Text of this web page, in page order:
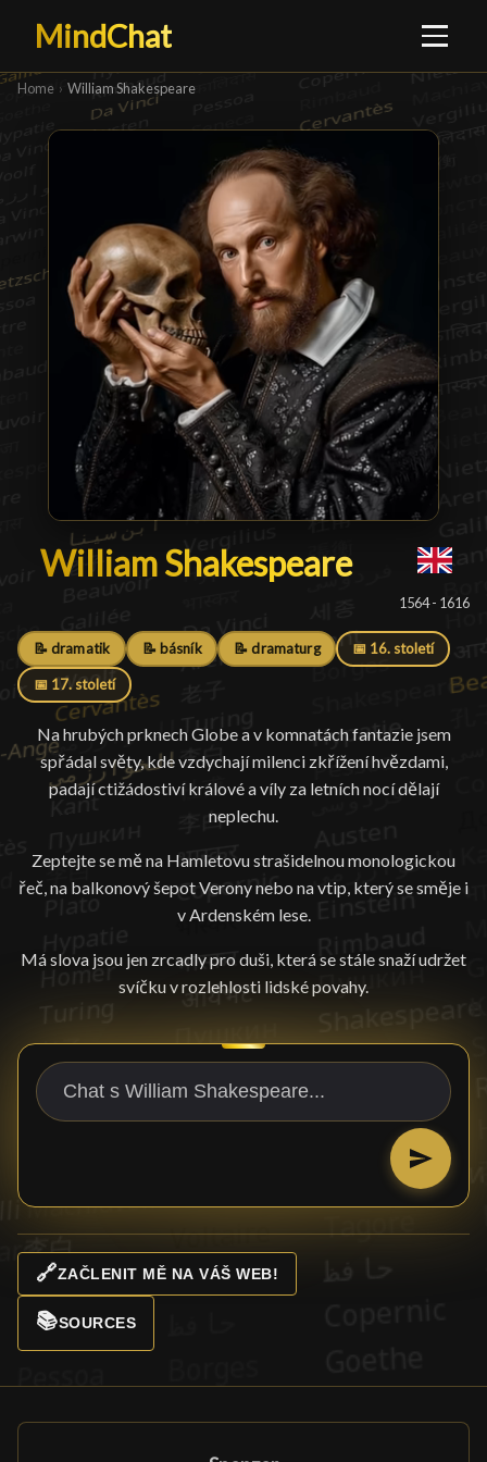
MindChat
Home › William Shakespeare
William Shakespeare
William Shakespeare█
1564 - 1616
📝 dramatik 📝 básník 📝 dramaturg 📅 16. století
📅 17. století
Na hrubých prknech Globe a v komnatách fantazie jsem
spřádal světy, kde vzdychají milenci zkřížení hvězdami,
padají ctižádostiví králové a víly za letních nocí dělají
neplechu.
Zeptejte se mě na Hamletovu strašidelnou monologickou
řeč, na balkonový šepot Verony nebo na vtip, který se směje i
v Ardenském lese.
Má slova jsou jen zrcadly pro duši, která se stále snaží udržet
svíčku v rozlehlosti lidské povahy.
🔗ZAČLENIT MĚ NA VÁŠ WEB!
📚SOURCES